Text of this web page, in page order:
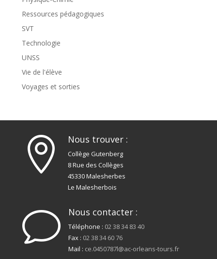
Ressources pédagogiques
SVT
Technologie
UNSS
Vie de l'élève
Voyages et sorties
 Nous trouver :
Collège Gutenberg
8 Rue des Collèges
45330 Malesherbes
Le Malesherbois
v Nous contacter :
Téléphone : 02 38 34 83 40
Fax : 02 38 34 60 76
Mail : ce.0450787l@ac-orleans-tours.fr